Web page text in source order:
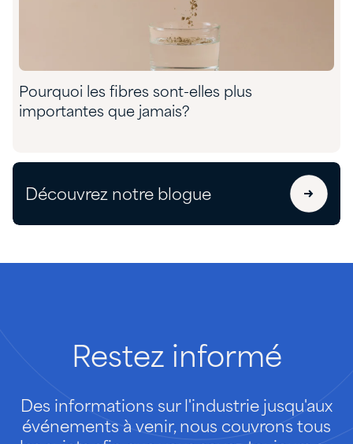
Pourquoi les fibres sont-elles plus
importantes que jamais?
Découvrez notre blogue
Restez informé
Des informations sur l'industrie jusqu'aux
événements à venir, nous couvrons tous